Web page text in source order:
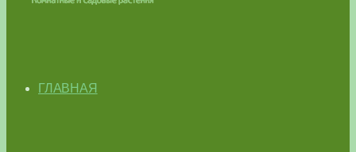
ГЛАВНАЯ